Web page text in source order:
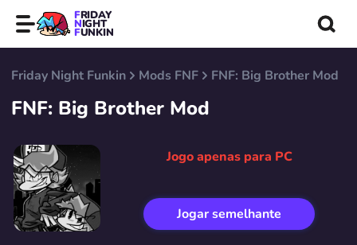
FRIDAY
NIGHT
FUNKIN
Friday Night Funkin Mods FNF FNF: Big Brother Mod
FNF: Big Brother Mod
Jogo apenas para PC
Jogar semelhante